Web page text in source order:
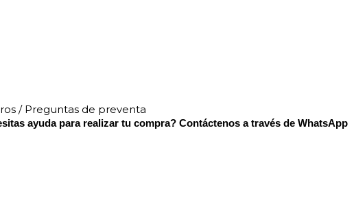
/ Preguntas de preventa
ayuda para realizar tu compra? Contáctenos a través de WhatsApp